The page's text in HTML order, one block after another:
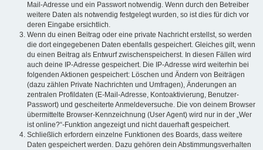
Mail-Adresse und ein Passwort notwendig. Wenn durch den Betreiber
weitere Daten als notwendig festgelegt wurden, so ist dies für dich vor
deren Eingabe ersichtlich.
Wenn du einen Beitrag oder eine private Nachricht erstellst, so werden
die dort eingegebenen Daten ebenfalls gespeichert. Gleiches gilt, wenn
du einen Beitrag als Entwurf zwischenspeicherst. In diesen Fällen wird
auch deine IP-Adresse gespeichert. Die IP-Adresse wird weiterhin bei
folgenden Aktionen gespeichert: Löschen und Ändern von Beiträgen
(dazu zählen Private Nachrichten und Umfragen), Änderungen an
zentralen Profildaten (E-Mail-Adresse, Kontoaktivierung, Benutzer-
Passwort) und gescheiterte Anmeldeversuche. Die von deinem Browser
übermittelte Browser-Kennzeichnung (User Agent) wird nur in der „Wer
ist online?“-Funktion angezeigt und nicht dauerhaft gespeichert.
Schließlich erfordern einzelne Funktionen des Boards, dass weitere
Daten gespeichert werden. Dazu gehören dein Abstimmungsverhalten